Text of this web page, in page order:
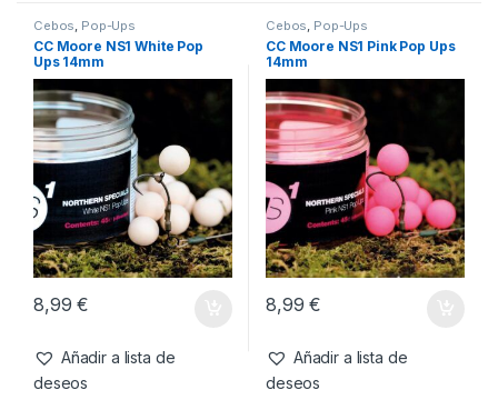
Cebos, Pop-Ups
CC Moore NS1 White Pop
Ups 14mm
8,99€
Añadir a lista de
deseos
Cebos, Pop-Ups
CC Moore NS1 Pink Pop Ups
14mm
8,99€
Añadir a lista de
deseos